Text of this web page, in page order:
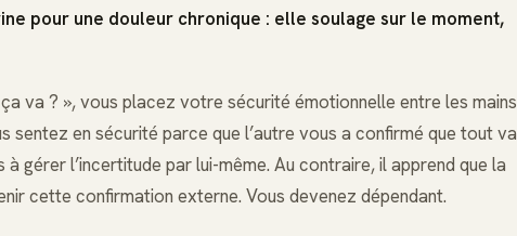
pour une douleur chronique : elle soulage sur le moment,
va ? », vous placez votre sécurité émotionnelle entre les mains
sentez en sécurité parce que l’autre vous a confirmé que tout va
gérer l’incertitude par lui-même. Au contraire, il apprend que la
cette confirmation externe. Vous devenez dépendant.